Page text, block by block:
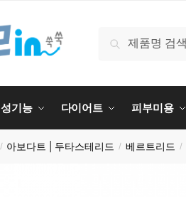
검색
성기능 다이어트 피부미용
/ 아보다트 | 두타스테리드 / 베르트리드 /